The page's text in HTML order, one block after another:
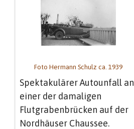
Foto Hermann Schulz ca. 1939
Spektakulärer Autounfall an
einer der damaligen
Flutgrabenbrücken auf der
Nordhäuser Chaussee.